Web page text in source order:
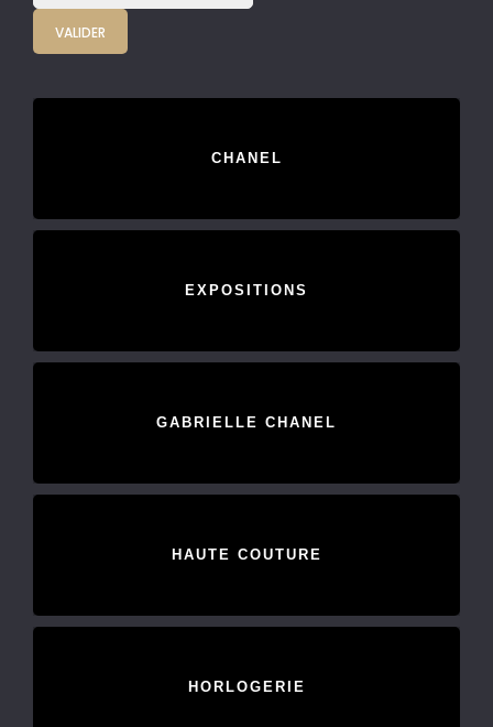
CHANEL
EXPOSITIONS
GABRIELLE CHANEL
HAUTE COUTURE
HORLOGERIE